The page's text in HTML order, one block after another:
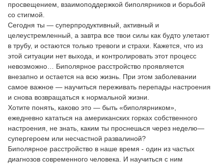
просвещением, взаимоподдержкой биполярников и борьбой
со стигмой.
Сегодня ты — суперпродуктивный, активный и
целеустремленный, а завтра все твои силы как будто улетают
в трубу, и остаются только тревоги и страхи. Кажется, что из
этой ситуации нет выхода, и контролировать этот процесс
невозможно… Биполярное расстройство проявляется
внезапно и остается на всю жизнь. При этом заболевании
самое важное — научиться переживать перепады настроения
и снова возвращаться к нормальной жизни.
Хотите понять, каково это — быть «биполярником»,
ежедневно кататься на американских горках собственного
настроения, не знать, каким ты проснешься через неделю—
супергероем или несчастной развалиной?
Биполярное расстройство в наше время - один из частых
диагнозов современного человека. И научиться с ним